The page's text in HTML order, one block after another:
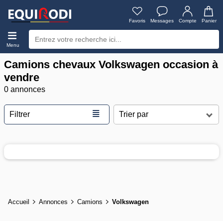
Favoris Messages Compte Panier
Menu
Camions chevaux Volkswagen occasion à
vendre
0 annonces
Filtrer ≣
Accueil Annonces Camions Volkswagen